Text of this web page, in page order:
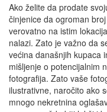
Ako želite da prodate
činjenice da ogroman
verovatno na istim
nalazi. Zato je važno da
većina današnjih kupaca
mišljenje o potencijalnim
fotografija. Zato vaše
ilustrativne, naročito ako
mnogo nekretnina